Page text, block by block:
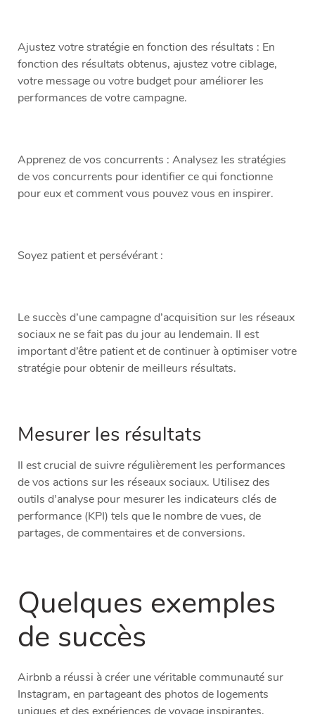
Ajustez votre stratégie en fonction des résultats : En
fonction des résultats obtenus, ajustez votre ciblage,
votre message ou votre budget pour améliorer les
performances de votre campagne.
Apprenez de vos concurrents : Analysez les stratégies
de vos concurrents pour identifier ce qui fonctionne
pour eux et comment vous pouvez vous en inspirer.
Soyez patient et persévérant :
Le succès d’une campagne d’acquisition sur les réseaux
sociaux ne se fait pas du jour au lendemain. Il est
important d’être patient et de continuer à optimiser votre
stratégie pour obtenir de meilleurs résultats.
Mesurer les résultats
Il est crucial de suivre régulièrement les performances
de vos actions sur les réseaux sociaux. Utilisez des
outils d’analyse pour mesurer les indicateurs clés de
performance (KPI) tels que le nombre de vues, de
partages, de commentaires et de conversions.
Quelques exemples
de succès
Airbnb a réussi à créer une véritable communauté sur
Instagram, en partageant des photos de logements